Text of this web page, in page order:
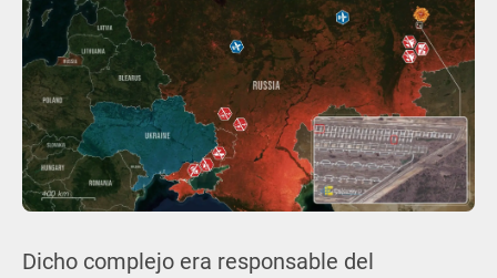
Dicho complejo era responsable del